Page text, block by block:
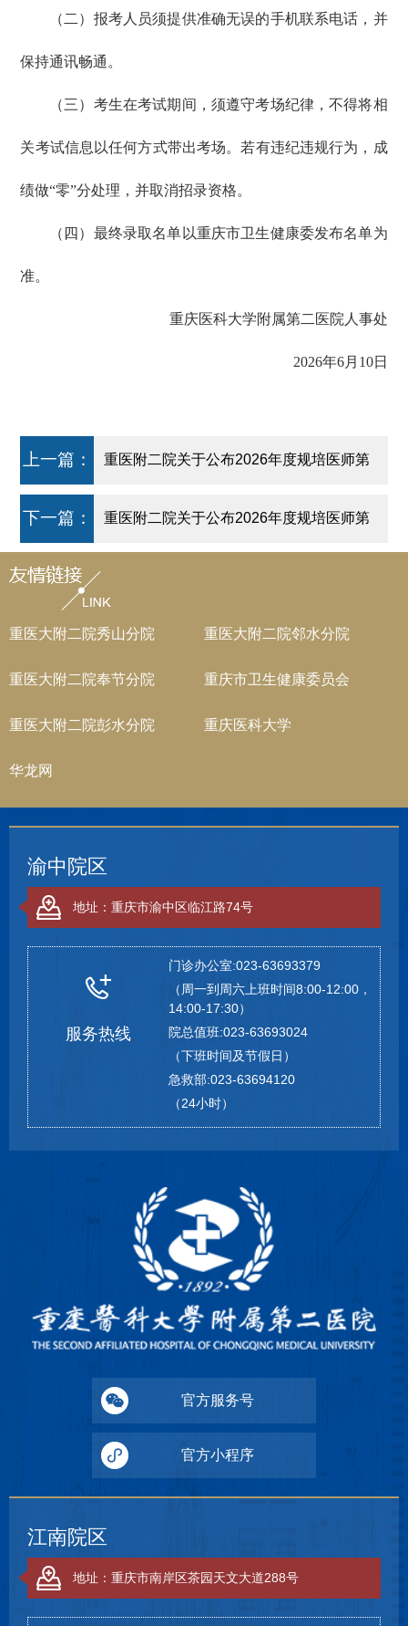
（二）报考人员须提供准确无误的手机联系电话，并
保持通讯畅通。
（三）考生在考试期间，须遵守考场纪律，不得将相
关考试信息以任何方式带出考场。若有违纪违规行为，成
绩做“零”分处理，并取消招录资格。
（四）最终录取名单以重庆市卫生健康委发布名单为
准。
重庆医科大学附属第二医院人事处
2026年6月10日
上一篇： 重医附二院关于公布2026年度规培医师第
一志愿招录总成绩及参加体检人员的通知
（二）
下一篇： 重医附二院关于公布2026年度规培医师第
重医大附二院秀山分院 重医大附二院邻水分院
重医大附二院奉节分院 重庆市卫生健康委员会
重医大附二院彭水分院 重庆医科大学
华龙网
渝中院区
地址：重庆市渝中区临江路74号
服务热线
门诊办公室:023-63693379
（周一到周六上班时间8:00-12:00，
14:00-17:30）
院总值班:023-63693024
（下班时间及节假日）
急救部:023-63694120
（24小时）
官方服务号
官方小程序
江南院区
地址：重庆市南岸区茶园天文大道288号